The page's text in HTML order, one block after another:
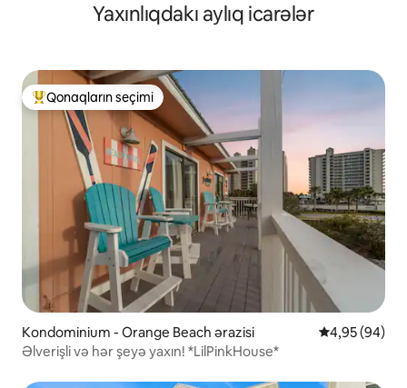
Yaxınlıqdakı aylıq icarələr
Populyar "Qonaqların seçimi"
Qonaqların seçimi
Kondominium - Orange Beach ərazisi Ortalama
4,95 (94)
Əlverişli və hər şeyə yaxın! *LilPinkHouse*